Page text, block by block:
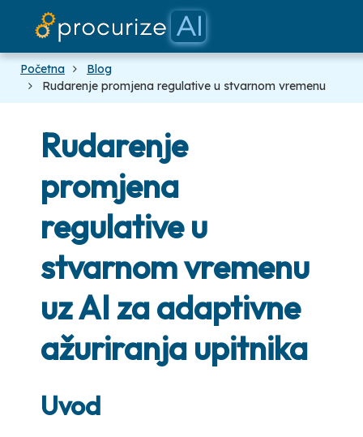
Početna
Blog
Rudarenje promjena regulative u stvarnom vremenu
Rudarenje
promjena
regulative u
stvarnom vremenu
uz AI za adaptivne
ažuriranja upitnika
Uvod